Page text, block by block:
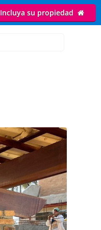
Incluya su propiedad